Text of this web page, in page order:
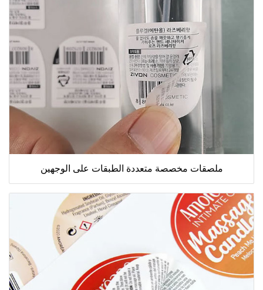
ملصقات مخصصة متعددة الطبقات على الوجهين